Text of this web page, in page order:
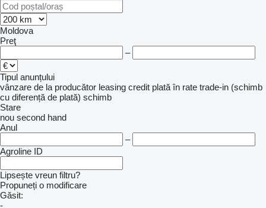
Moldova
Preţ
–
Tipul anunțului
vânzare de la producător leasing credit plată în rate trade-in (schimb
cu diferență de plată) schimb
Stare
nou second hand
Anul
–
Agroline ID
Lipsește vreun filtru?
Propuneți o modificare
Găsit:
-